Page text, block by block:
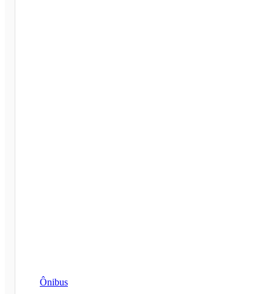
Ônibus